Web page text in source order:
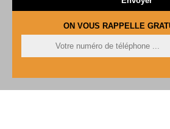
ON VOUS RAPPELLE